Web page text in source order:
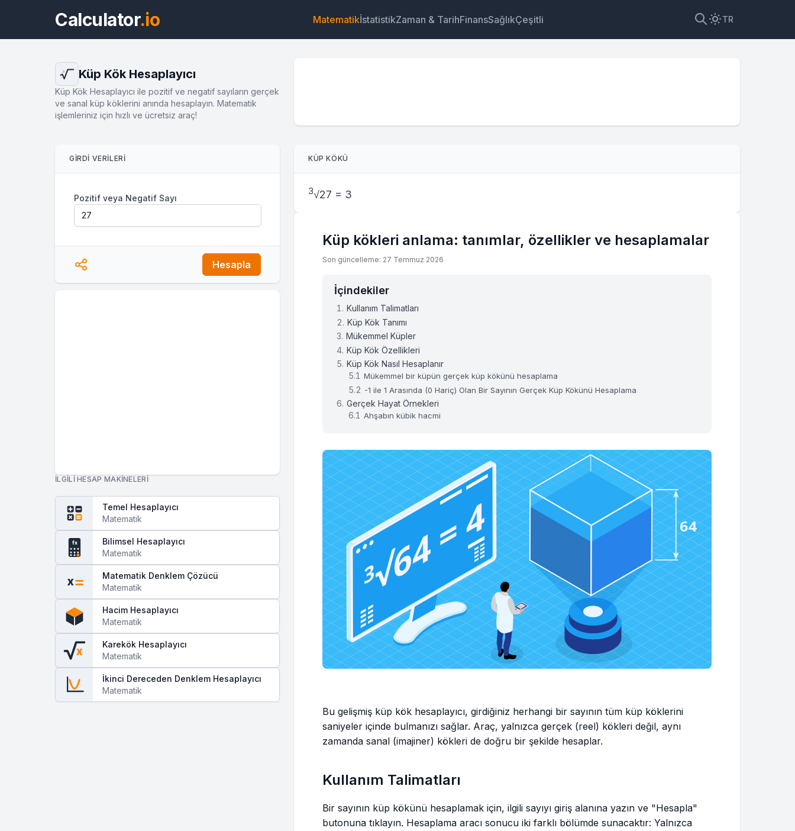
Calculator.io MatematikİstatistikZaman & TarihFinansSağlıkÇeşitli TR
3 Küp Kök Hesaplayıcı
Küp Kök Hesaplayıcı ile pozitif ve negatif sayıların gerçek
ve sanal küp köklerini anında hesaplayın. Matematik
işlemleriniz için hızlı ve ücretsiz araç!
GIRDI VERILERI
Pozitif veya Negatif Sayı
Hesapla
İLGILI HESAP MAKINELERI
Temel Hesaplayıcı
Matematik
fx
Bilimsel Hesaplayıcı
Matematik
x
Matematik Denklem Çözücü
Matematik
Hacim Hesaplayıcı
Matematik
x
Karekök Hesaplayıcı
Matematik
İkinci Dereceden Denklem Hesaplayıcı
Matematik
KÜP KÖKÜ
3√27 = 3
Küp kökleri anlama: tanımlar, özellikler ve hesaplamalar
Son güncelleme: 27 Temmuz 2026
İçindekiler
Kullanım Talimatları
Küp Kök Tanımı
Mükemmel Küpler
Küp Kök Özellikleri
Küp Kök Nasıl Hesaplanır
Mükemmel bir küpün gerçek küp kökünü hesaplama
-1 ile 1 Arasında (0 Hariç) Olan Bir Sayının Gerçek Küp Kökünü Hesaplama
Gerçek Hayat Örnekleri
Ahşabın kübik hacmi
Bu gelişmiş küp kök hesaplayıcı, girdiğiniz herhangi bir sayının tüm küp köklerini
saniyeler içinde bulmanızı sağlar. Araç, yalnızca gerçek (reel) kökleri değil, aynı
zamanda sanal (imajiner) kökleri de doğru bir şekilde hesaplar.
Kullanım Talimatları
Bir sayının küp kökünü hesaplamak için, ilgili sayıyı giriş alanına yazın ve "Hesapla"
butonuna tıklayın. Hesaplama aracı sonucu iki farklı bölümde sunacaktır: Yalnızca